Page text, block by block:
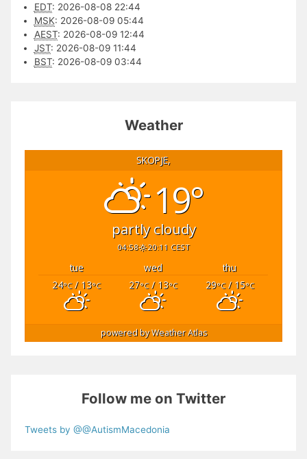
EDT: 2026-08-08 22:44
MSK: 2026-08-09 05:44
AEST: 2026-08-09 12:44
JST: 2026-08-09 11:44
BST: 2026-08-09 03:44
Weather
SKOPJE,
19°
partly cloudy
04:58 20:11 CEST
tue wed
thu
24°C/ 13°C 27°C/ 13°C 29°C/ 15°C
powered byWeather Atlas
Follow me on Twitter
Tweets by @@AutismMacedonia